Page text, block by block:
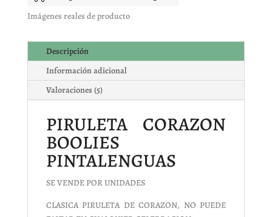
Imágenes reales de producto
Descripción
Información adicional
Valoraciones (5)
PIRULETA CORAZON
BOOLIES
PINTALENGUAS
SE VENDE POR UNIDADES
CLASICA PIRULETA DE CORAZON, NO PUEDE